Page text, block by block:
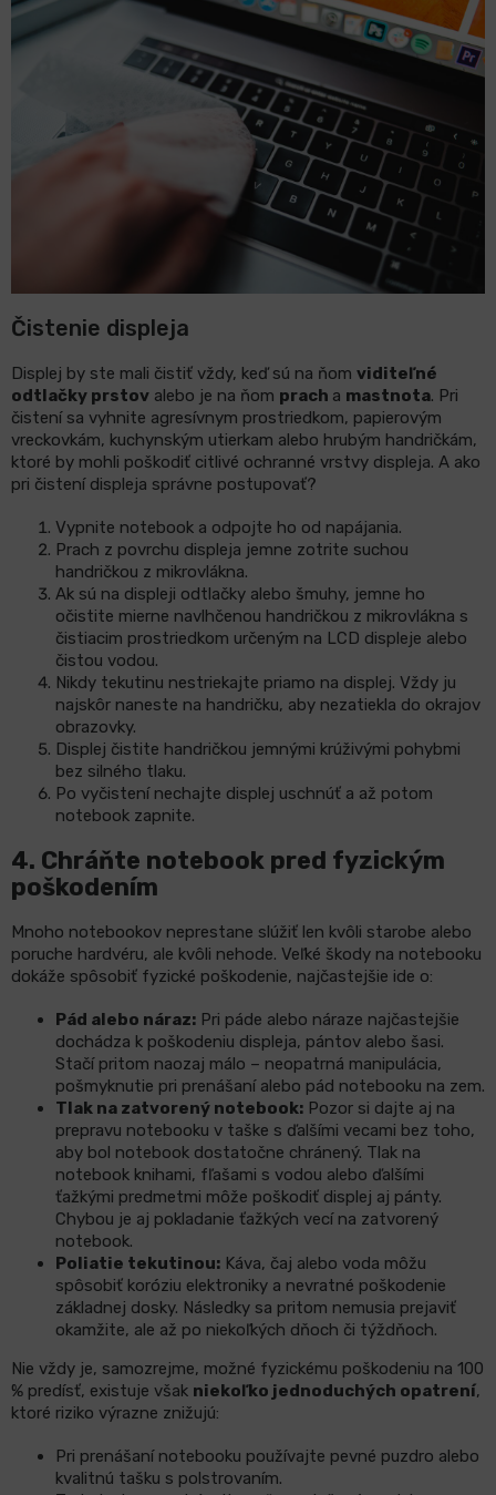
Čistenie displeja
Displej by ste mali čistiť vždy, keď sú na ňom viditeľné
odtlačky prstov alebo je na ňom prach a mastnota. Pri
čistení sa vyhnite agresívnym prostriedkom, papierovým
vreckovkám, kuchynským utierkam alebo hrubým handričkám,
ktoré by mohli poškodiť citlivé ochranné vrstvy displeja. A ako
pri čistení displeja správne postupovať?
Vypnite notebook a odpojte ho od napájania.
Prach z povrchu displeja jemne zotrite suchou
handričkou z mikrovlákna.
Ak sú na displeji odtlačky alebo šmuhy, jemne ho
očistite mierne navlhčenou handričkou z mikrovlákna s
čistiacim prostriedkom určeným na LCD displeje alebo
čistou vodou.
Nikdy tekutinu nestriekajte priamo na displej. Vždy ju
najskôr naneste na handričku, aby nezatiekla do okrajov
obrazovky.
Displej čistite handričkou jemnými krúživými pohybmi
bez silného tlaku.
Po vyčistení nechajte displej uschnúť a až potom
notebook zapnite.
4. Chráňte notebook pred fyzickým
poškodením
Mnoho notebookov neprestane slúžiť len kvôli starobe alebo
poruche hardvéru, ale kvôli nehode. Veľké škody na notebooku
dokáže spôsobiť fyzické poškodenie, najčastejšie ide o:
Pád alebo náraz: Pri páde alebo náraze najčastejšie
dochádza k poškodeniu displeja, pántov alebo šasi.
Stačí pritom naozaj málo – neopatrná manipulácia,
pošmyknutie pri prenášaní alebo pád notebooku na zem.
Tlak na zatvorený notebook: Pozor si dajte aj na
prepravu notebooku v taške s ďalšími vecami bez toho,
aby bol notebook dostatočne chránený. Tlak na
notebook knihami, fľašami s vodou alebo ďalšími
ťažkými predmetmi môže poškodiť displej aj pánty.
Chybou je aj pokladanie ťažkých vecí na zatvorený
notebook.
Poliatie tekutinou: Káva, čaj alebo voda môžu
spôsobiť koróziu elektroniky a nevratné poškodenie
základnej dosky. Následky sa pritom nemusia prejaviť
okamžite, ale až po niekoľkých dňoch či týždňoch.
Nie vždy je, samozrejme, možné fyzickému poškodeniu na 100
% predísť, existuje však niekoľko jednoduchých opatrení,
ktoré riziko výrazne znižujú:
Pri prenášaní notebooku používajte pevné puzdro alebo
kvalitnú tašku s polstrovaním.